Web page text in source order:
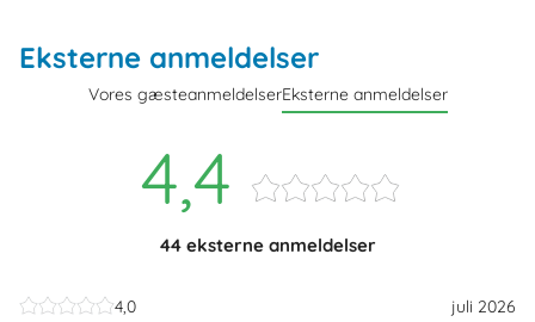
Eksterne anmeldelser
Vores gæsteanmeldelserEksterne anmeldelser
4,4
44 eksterne anmeldelser
4,0 juli 2026